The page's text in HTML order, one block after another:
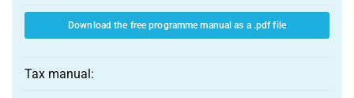
Download the free programme manual as a .pdf file
Tax manual: